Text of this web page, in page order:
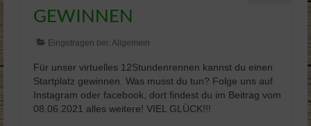
GEWINNEN
Eingetragen bei: Allgemein
Für unser virtuelles 12Stundenrennen kannst du einen
Startplatz gewinnen. Was musst du tun? Folge uns auf
Instagram oder facebook, dort findest du im Beitrag vom
08.06.2021 alles weitere! VIEL GLÜCK!!!